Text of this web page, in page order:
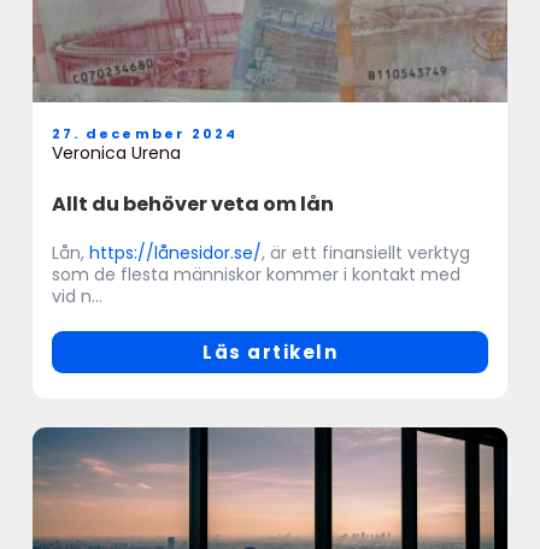
Allt du behöver veta om lån
27. december 2024
Veronica Urena
Lån, https://lånesidor.se/, är ett finansiellt verktyg
som de flesta människor kommer i kontakt med
vid n...
Läs artikeln